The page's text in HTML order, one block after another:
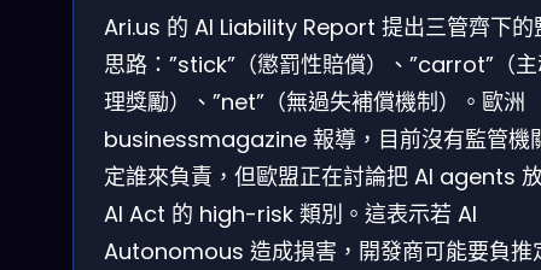
Ari.us 的 AI Liability Report 提出三管齊下的
思路：”stick”（懲罰性賠償）、”carrot”（
理獎勵）、”net”（無過失補償機制）。歐洲
businessmagazine 報導，目前沒有監管機
定誰來負責，但歐盟正在討論把 AI agents
AI Act 的 high-risk 類別。這表示若 AI
Autonomous 造成損害，開發商可能要負推